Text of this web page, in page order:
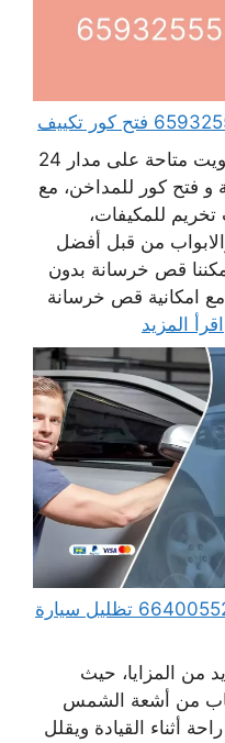
خدمات شركة قص خرسانة الكويت متاحة على مدار 24
و فتح كور للمداخن، مع
للمكيفات،
من قبل أفضل
قص خرسانة بدون
مع امكانية قص خرسانة
اقرأ المزيد
تظليل سيارات متنقل الكويت 66400552 تظليل سيارة
من المزايا، حيث
من أشعة الشمس
أثناء القيادة ويقلل